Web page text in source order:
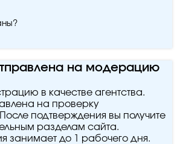
на модерацию
в качестве агентства.
на проверку
подтверждения вы получите
разделам сайта.
занимает до 1 рабочего дня.